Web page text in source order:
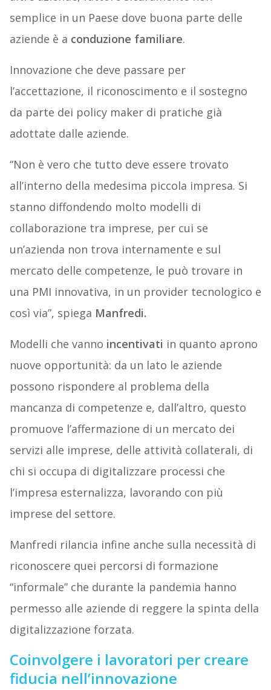
semplice in un Paese dove buona parte delle
aziende è a conduzione familiare.
Innovazione che deve passare per
l’accettazione, il riconoscimento e il sostegno
da parte dei policy maker di pratiche già
adottate dalle aziende.
“Non è vero che tutto deve essere trovato
all’interno della medesima piccola impresa. Si
stanno diffondendo molto modelli di
collaborazione tra imprese, per cui se
un’azienda non trova internamente e sul
mercato delle competenze, le può trovare in
una PMI innovativa, in un provider tecnologico e
così via”, spiega Manfredi.
Modelli che vanno incentivati in quanto aprono
nuove opportunità: da un lato le aziende
possono rispondere al problema della
mancanza di competenze e, dall’altro, questo
promuove l’affermazione di un mercato dei
servizi alle imprese, delle attività collaterali, di
chi si occupa di digitalizzare processi che
l’impresa esternalizza, lavorando con più
imprese del settore.
Manfredi rilancia infine anche sulla necessità di
riconoscere quei percorsi di formazione
“informale” che durante la pandemia hanno
permesso alle aziende di reggere la spinta della
digitalizzazione forzata.
Coinvolgere i lavoratori per creare
fiducia nell’innovazione